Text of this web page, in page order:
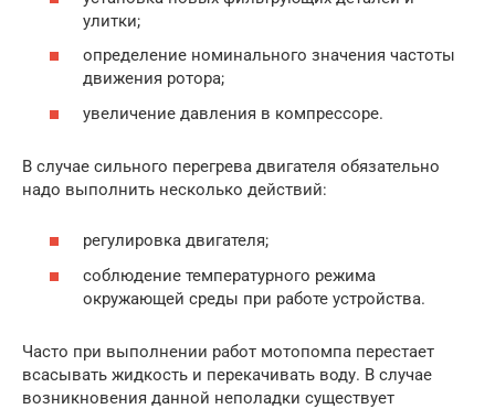
улитки;
определение номинального значения частоты
движения ротора;
увеличение давления в компрессоре.
В случае сильного перегрева двигателя обязательно
надо выполнить несколько действий:
регулировка двигателя;
соблюдение температурного режима
окружающей среды при работе устройства.
Часто при выполнении работ мотопомпа перестает
всасывать жидкость и перекачивать воду. В случае
возникновения данной неполадки существует